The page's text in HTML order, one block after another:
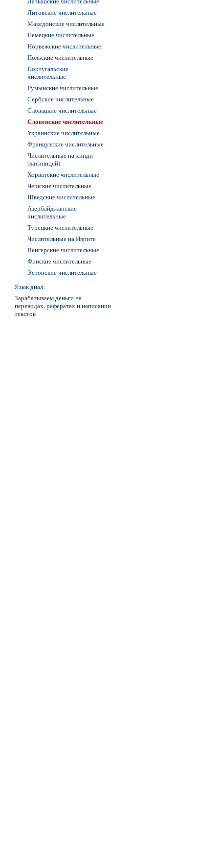
Литовские числительные
Македонские числительные
Немецкие числительные
Норвежские числительные
Польские числительные
Португальские
числительные
Румынские числительные
Сербские числительные
Словацкие числительные
Словенские числительные
Украинские числительные
Французские числительные
Числительные на хинди
(латиницей)
Хорватские числительные
Чешские числительные
Шведские числительные
Азербайджанские
числительные
Турецкие числительные
Числительные на Иврите
Венгерские числительные
Финские числительные
Эстонские числительные
Язык диал
Зарабатываем деньги на
переводах, рефератах и написании
текстов